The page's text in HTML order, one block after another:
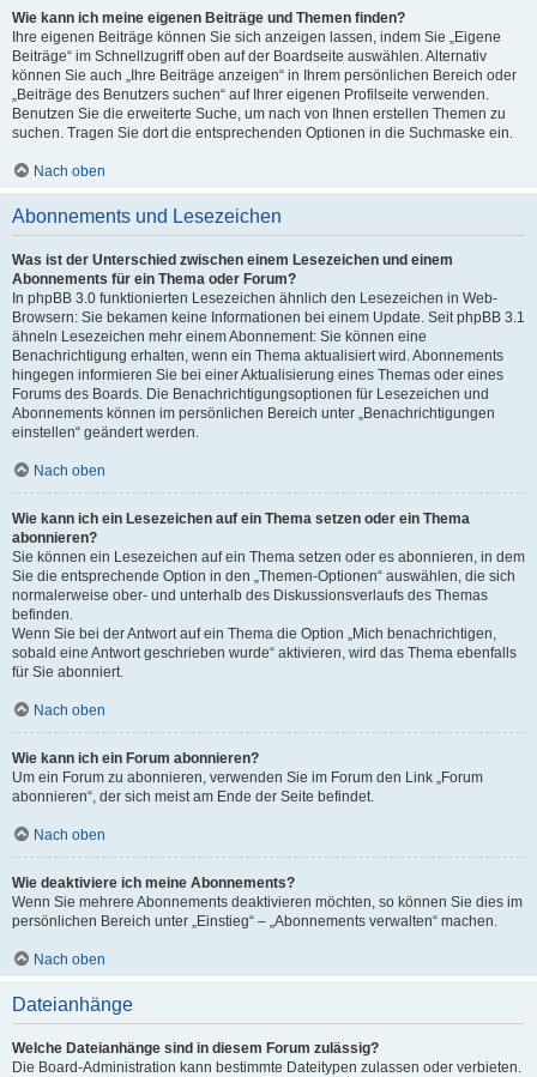
Wie kann ich meine eigenen Beiträge und Themen finden?
Ihre eigenen Beiträge können Sie sich anzeigen lassen, indem Sie „Eigene
Beiträge“ im Schnellzugriff oben auf der Boardseite auswählen. Alternativ
können Sie auch „Ihre Beiträge anzeigen“ in Ihrem persönlichen Bereich oder
„Beiträge des Benutzers suchen“ auf Ihrer eigenen Profilseite verwenden.
Benutzen Sie die erweiterte Suche, um nach von Ihnen erstellen Themen zu
suchen. Tragen Sie dort die entsprechenden Optionen in die Suchmaske ein.
Nach oben
Abonnements und Lesezeichen
Was ist der Unterschied zwischen einem Lesezeichen und einem
Abonnements für ein Thema oder Forum?
In phpBB 3.0 funktionierten Lesezeichen ähnlich den Lesezeichen in Web-
Browsern: Sie bekamen keine Informationen bei einem Update. Seit phpBB 3.1
ähneln Lesezeichen mehr einem Abonnement: Sie können eine
Benachrichtigung erhalten, wenn ein Thema aktualisiert wird. Abonnements
hingegen informieren Sie bei einer Aktualisierung eines Themas oder eines
Forums des Boards. Die Benachrichtigungsoptionen für Lesezeichen und
Abonnements können im persönlichen Bereich unter „Benachrichtigungen
einstellen“ geändert werden.
Nach oben
Wie kann ich ein Lesezeichen auf ein Thema setzen oder ein Thema
abonnieren?
Sie können ein Lesezeichen auf ein Thema setzen oder es abonnieren, in dem
Sie die entsprechende Option in den „Themen-Optionen“ auswählen, die sich
normalerweise ober- und unterhalb des Diskussionsverlaufs des Themas
befinden.
Wenn Sie bei der Antwort auf ein Thema die Option „Mich benachrichtigen,
sobald eine Antwort geschrieben wurde“ aktivieren, wird das Thema ebenfalls
für Sie abonniert.
Nach oben
Wie kann ich ein Forum abonnieren?
Um ein Forum zu abonnieren, verwenden Sie im Forum den Link „Forum
abonnieren“, der sich meist am Ende der Seite befindet.
Nach oben
Wie deaktiviere ich meine Abonnements?
Wenn Sie mehrere Abonnements deaktivieren möchten, so können Sie dies im
persönlichen Bereich unter „Einstieg“ – „Abonnements verwalten“ machen.
Nach oben
Dateianhänge
Welche Dateianhänge sind in diesem Forum zulässig?
Die Board-Administration kann bestimmte Dateitypen zulassen oder verbieten.